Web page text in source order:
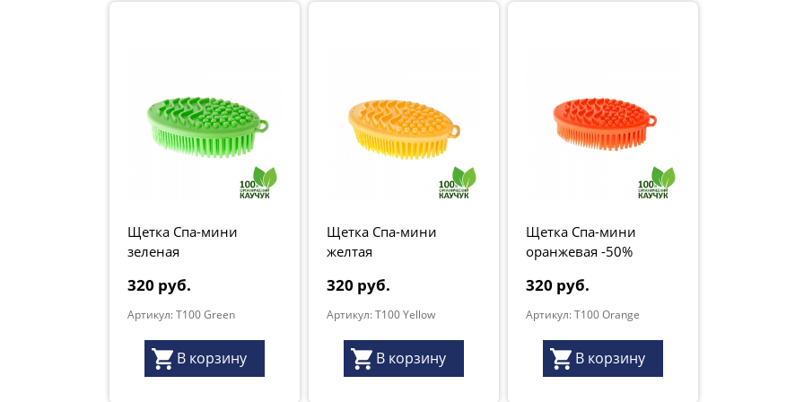
Интенсивный массаж ступней
внутренних органов, а также
кожу на этих участках более ровной и
Уникальные
размеры – это
Использование мыльного раствора -
вблизи источников тепла.
Щетка Спа-мини
зеленая
320 руб.
Артикул: T100 Green
В корзину
Щетка Спа-мини
желтая
320 руб.
Артикул: T100 Yellow
В корзину
Щетка Спа-мини
оранжевая -50%
320 руб.
Артикул: T100 Orange
В корзину